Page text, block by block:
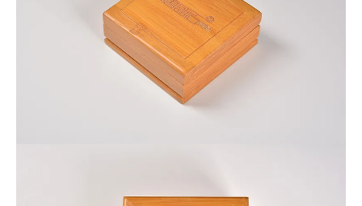
環境に優しい天然素材を使用した高級感あふれるジュエリーケ
ース。贈り物にも、自分用にもおすすめの逸品です。